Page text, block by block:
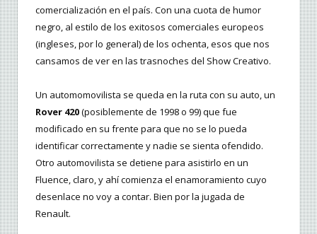
comercialización en el país. Con una cuota de humor
negro, al estilo de los exitosos comerciales europeos
(ingleses, por lo general) de los ochenta, esos que nos
cansamos de ver en las trasnoches del Show Creativo.
Un automomovilista se queda en la ruta con su auto, un
Rover 420(posiblemente de 1998 o 99) que fue
modificado en su frente para que no se lo pueda
identificar correctamente y nadie se sienta ofendido.
Otro automovilista se detiene para asistirlo en un
Fluence, claro, y ahí comienza el enamoramiento cuyo
desenlace no voy a contar. Bien por la jugada de
Renault.